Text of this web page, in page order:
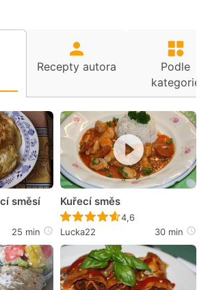
Recepty autora
Podle
kategorie
směsí
ještě nebyl hodnocen
25 min
Kuřecí směs
Recept ještě nebyl
4,6
Lucka22
30 min